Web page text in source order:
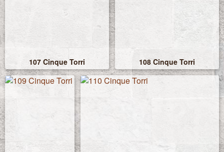
107 Cinque Torri 108 Cinque Torri